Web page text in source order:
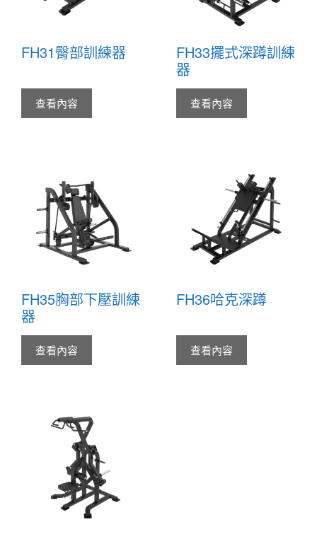
FH31臀部訓練器
查看內容
FH33擺式深蹲訓練
器
查看內容
FH35胸部下壓訓練
器
查看內容
FH36哈克深蹲
查看內容